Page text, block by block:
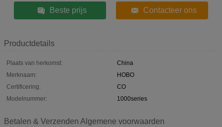
Beste prijs Contacteer ons
Productdetails
Plaats van herkomst:
China
Merknaam:
HOBO
Certificering:
CO
Modelnummer:
1000series
Betalen & Verzenden Algemene voorwaarden